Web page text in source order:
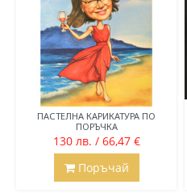
ПАСТЕЛНА КАРИКАТУРА ПО
ПОРЪЧКА
130 лв. / 66,47 €
Поръчай